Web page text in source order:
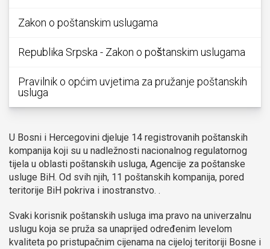
Zakon o poštanskim uslugama
Republika Srpska - Zakon o poštanskim uslugama
Pravilnik o općim uvjetima za pružanje poštanskih
usluga
U Bosni i Hercegovini djeluje 14 registrovanih poštanskih
kompanija koji su u nadležnosti nacionalnog regulatornog
tijela u oblasti poštanskih usluga, Agencije za poštanske
usluge BiH. Od svih njih, 11 poštanskih kompanija, pored
teritorije BiH pokriva i inostranstvo. .
Svaki korisnik poštanskih usluga ima pravo na univerzalnu
uslugu koja se pruža sa unaprijed određenim levelom
kvaliteta po pristupačnim cijenama na cijeloj teritoriji Bosne i